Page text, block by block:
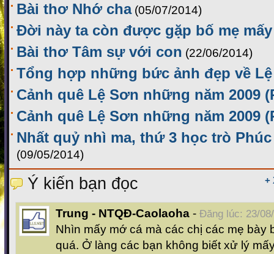
Bài thơ Nhớ cha (05/07/2014)
Đời này ta còn được gặp bố mẹ
Bài thơ Tâm sự với con (22/06/2014)
Tổng hợp những bức ảnh đẹp về
Cảnh quê Lệ Sơn những năm 2009
Cảnh quê Lệ Sơn những năm 2009
Nhất quỷ nhì ma, thứ 3 học trò
(09/05/2014)
+
Ý kiến bạn đọc
Trung - NTQĐ-Caolaoha - Đăng lúc: 23/
Nhìn mấy mớ cá mà các chị các mẹ bày
quá. Ở làng các bạn không biết xử lý